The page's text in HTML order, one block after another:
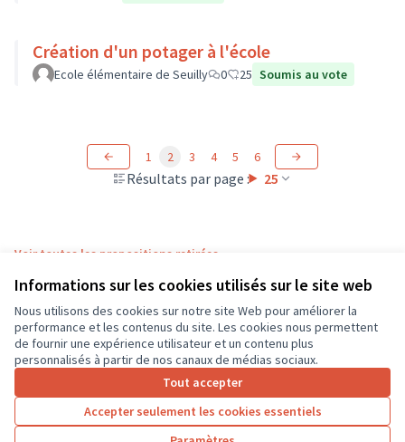
Informations sur les cookies utilisés sur le site web
Nous utilisons des cookies sur notre site Web pour améliorer la
performance et les contenus du site. Les cookies nous permettent
de fournir une expérience utilisateur et un contenu plus
personnalisés à partir de nos canaux de médias sociaux.
Tout accepter
Accepter seulement les cookies essentiels
Création d'un potager à l'école
Ecole élémentaire de Seuilly 0 25 Soumis au vote
Résultats par page : 25
1 2 3 4 5 6
Voir toutes les propositions retirées
Conditions d'utilisation
Paramètres des cookies
CD37 sur X
(Lien externe)
CD37 sur Facebook
CD37 sur Instagram
CD37 sur YouTube
(Lien externe)
Licence
(Lien